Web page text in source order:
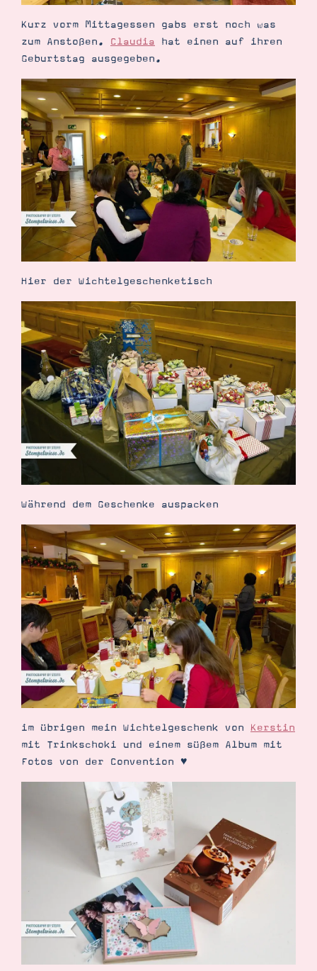
Kurz vorm Mittagessen gabs erst noch was
zum Anstoßen. Claudia hat einen auf ihren
Geburtstag ausgegeben.
Hier der Wichtelgeschenketisch
Während dem Geschenke auspacken
im übrigen mein Wichtelgeschenk von Kerstin
mit Trinkschoki und einem süßem Album mit
Fotos von der Convention ♥